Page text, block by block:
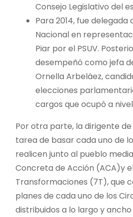
Consejo Legislativo del
Para 2014, fue delegada
Nacional en
Piar por el PSUV.
desempeñó como jefa
Ornella Arbeláez,
elecciones
cargos que ocupó a
Por otra parte, la dirigente
tarea de basar cada uno de
realicen junto al pueblo
Concreta de Acción (ACA)y
Transformaciones (7T), que
planes de cada uno de los
distribuidos a lo largo y